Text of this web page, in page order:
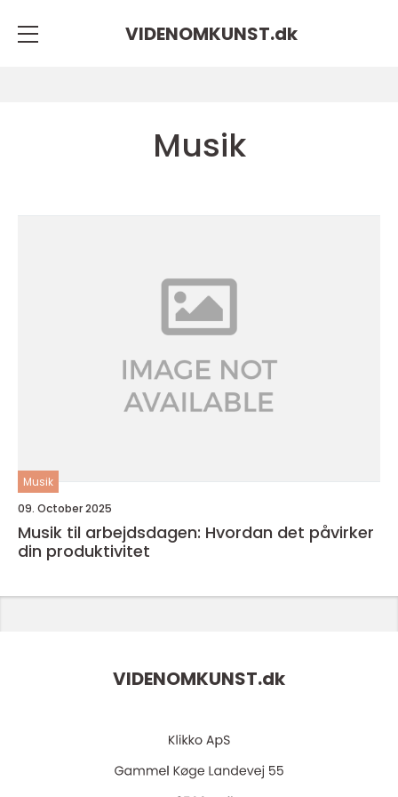
VIDENOMKUNST.dk
Musik
Musik
09. October 2025
Musik til arbejdsdagen: Hvordan det påvirker
din produktivitet
VIDENOMKUNST.dk